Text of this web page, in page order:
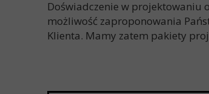
Doświadczenie w
możliwość zaproponowania
Klienta. Mamy zatem pakiety